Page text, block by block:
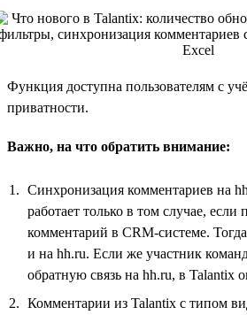
Функция доступна пользователям с
приватности.
Важно, на что обратить внимание:
Синхронизация комментариев на
работает только в том случае, если
комментарий в CRM-системе.
и на hh.ru. Если же участник
обратную связь на hh.ru, в Talantix
Комментарии из Talantix с типом